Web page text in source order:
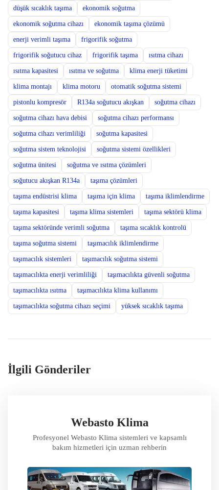
düşük sıcaklık taşıma ekonomik soğutma
ekonomik soğutma cihazı ekonomik taşıma çözümü
enerji verimli taşıma frigorifik soğutma
frigorifik soğutucu cihaz frigorifik taşıma ısıtma cihazı
ısıtma kapasitesi ısıtma ve soğutma klima enerji tüketimi
klima montajı klima motoru otomatik soğutma sistemi
pistonlu kompresör R134a soğutucu akışkan soğutma cihazı
soğutma cihazı hava debisi soğutma cihazı performansı
soğutma cihazı verimliliği soğutma kapasitesi
soğutma sistem teknolojisi soğutma sistemi özellikleri
soğutma ünitesi soğutma ve ısıtma çözümleri
soğutucu akışkan R134a taşıma çözümleri
taşıma endüstrisi klima taşıma için klima taşıma iklimlendirme
taşıma kapasitesi taşıma klima sistemleri taşıma sektörü klima
taşıma sektöründe verimli soğutma taşıma sıcaklık kontrolü
taşıma soğutma sistemi taşımacılık iklimlendirme
taşımacılık sistemleri taşımacılık soğutma sistemi
taşımacılıkta enerji verimliliği taşımacılıkta güvenli soğutma
taşımacılıkta ısıtma taşımacılıkta klima kullanımı
taşımacılıkta soğutma cihazı seçimi yüksek sıcaklık taşıma
İlgili Gönderiler
Webasto Klima
Profesyonel Webasto Klima sistemleri ve kapsamlı
bakım hizmetleri için uzman rehberin